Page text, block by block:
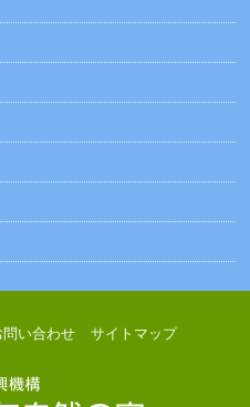
問い合わせ サイトマップ